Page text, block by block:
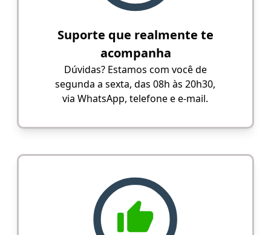
Suporte que realmente te
acompanha
Dúvidas? Estamos com você de
segunda a sexta, das 08h às 20h30,
via WhatsApp, telefone e e-mail.